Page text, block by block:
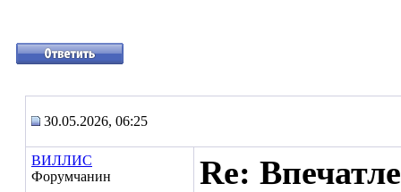
30.05.2026, 06:25
ВИЛЛИС
Форумчанин
Re: